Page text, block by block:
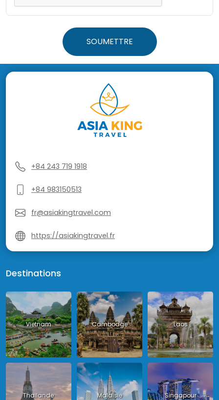
SOUMETTRE
+84 243 719 1918
+84 983150513
fr@asiakingtravel.com
https://asiakingtravel.fr
Destinations
Vietnam Cambodge Laos
Thailande Malaisie Singapour